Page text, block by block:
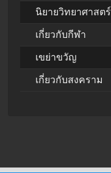
นิยายวิทยาศาสตร์
เกี่ยวกับกีฬา
เขย่าขวัญ
เกี่ยวกับสงคราม